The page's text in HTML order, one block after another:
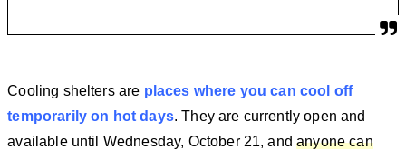
Cooling shelters are places where you can cool off
temporarily on hot days. They are currently open and
available until Wednesday, October 21, andanyone can